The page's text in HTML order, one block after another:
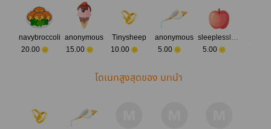
navybroccoli
20.00
anonymous
15.00
Tinysheep
10.00
anonymous
5.00
sleeplesslowenergy
5.00
โดเนทสูงสุดของ บทนำ